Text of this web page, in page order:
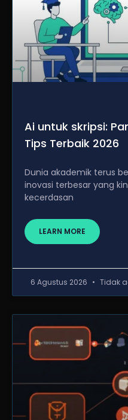
Ai untuk skripsi:
Tips Terbaik 2026
Dunia akademik terus
inovasi terbesar yang
kecerdasan
LEARN MORE
6 Agustus 2026 Tidak